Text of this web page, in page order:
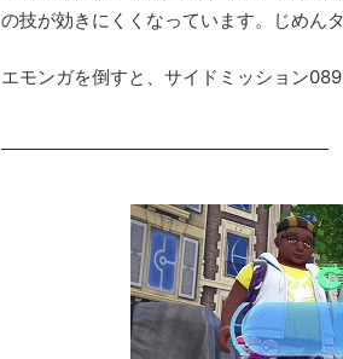
の技が効きにくくなっています。じめん
エモンガを倒すと、サイドミッション